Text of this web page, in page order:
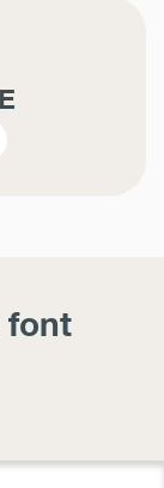
font